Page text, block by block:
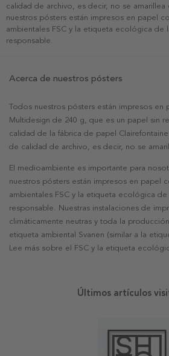
calidad de archivo, es decir, no se
nuestros pósters están impresos en papel
ambientales FSC y la etiqueta ecológica de
responsable.
Acerca de nuestros pósters
Todos nuestros pósters están impresos en
Multidesign de 240 g, que es un papel sin
calidad de la fábrica de papel
de calidad de archivo, es decir, no se
El medioambiente es importante para
nuestros pósters están impresos en papel
ambientales FSC y la etiqueta ecológica de
responsable. Nuestras instalaciones de
climáticamente neutras y toda la
etiqueta ambiental Svanen (similar a la
Lee más sobre el FSC y la etiqueta
Últimos artículos